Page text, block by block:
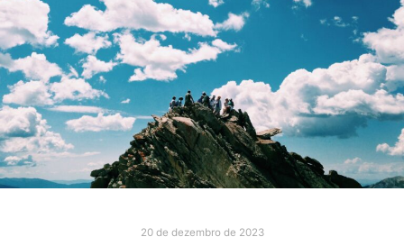
20 de dezembro de 2023